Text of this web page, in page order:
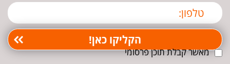
מאשר קבלת תוכן פרסומי